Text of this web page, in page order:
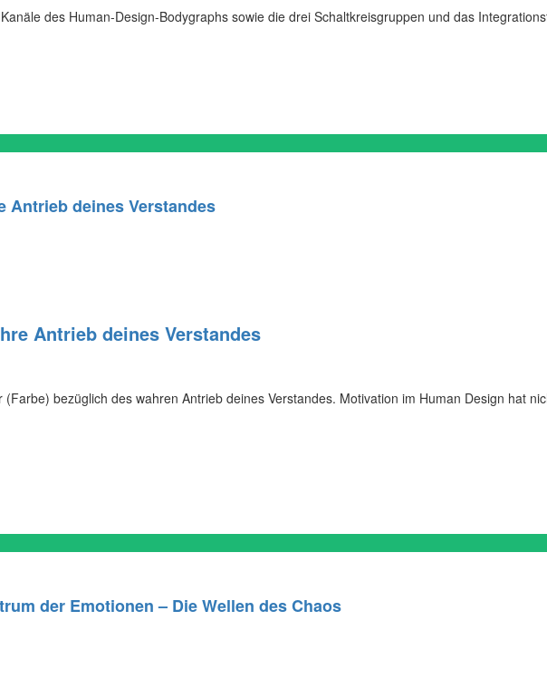
des Human-Design-Bodygraphs sowie die drei Schaltkreisgruppen und das
Antrieb deines Verstandes
Antrieb deines Verstandes
bezüglich des wahren Antrieb deines Verstandes. Motivation im Human Design hat
der Emotionen – Die Wellen des Chaos